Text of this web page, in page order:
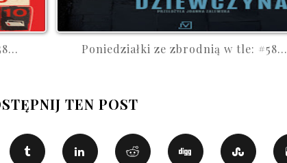
Poniedziałki ze zbrodnią w tle: #58...
TEN POST